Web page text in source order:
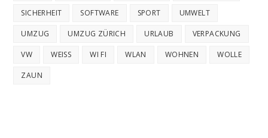
SICHERHEIT SOFTWARE SPORT UMWELT
UMZUG UMZUG ZÜRICH URLAUB VERPACKUNG
VW WEISS WI FI WLAN WOHNEN WOLLE
ZAUN